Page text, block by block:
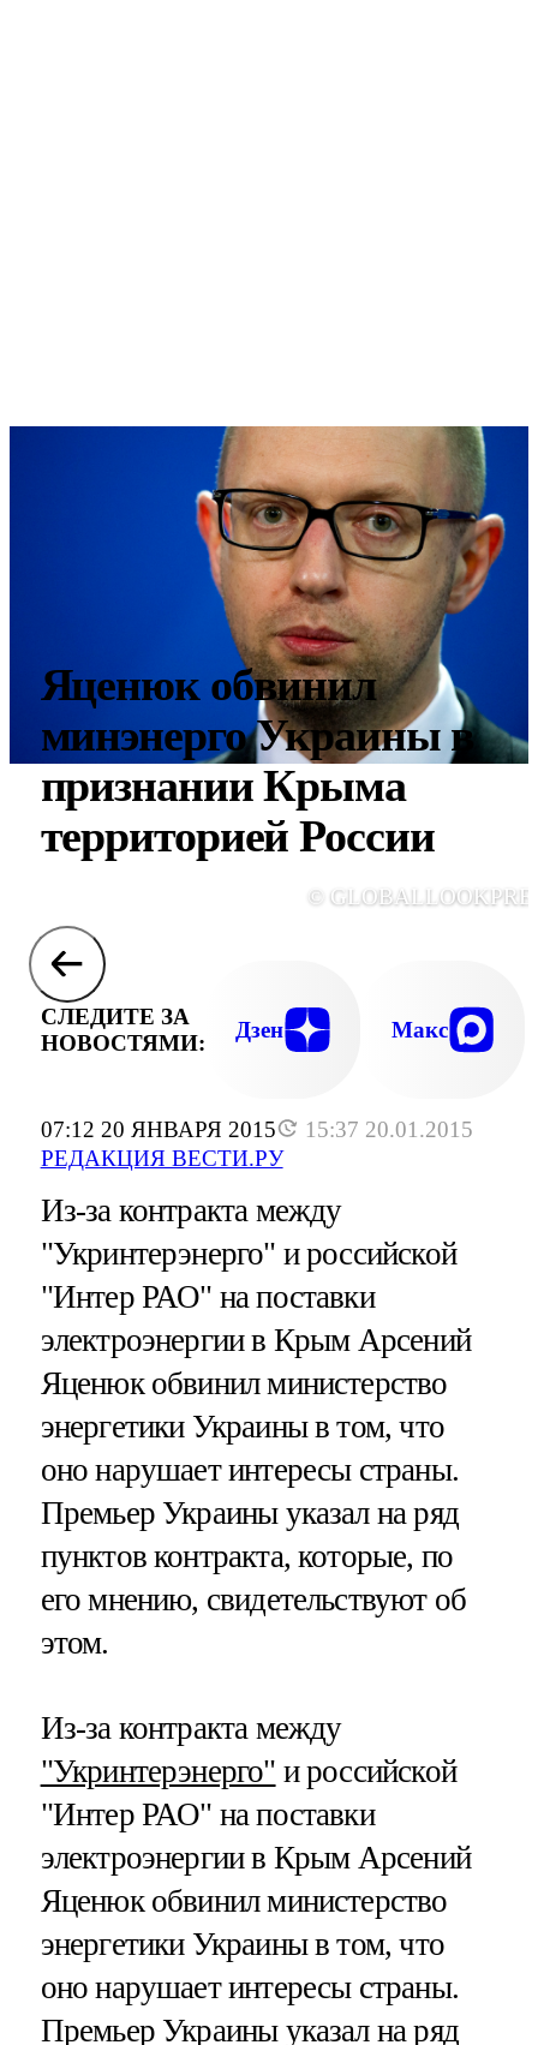
07:12 20 ЯНВАРЯ 2015
15:37 20.01.2015
РЕДАКЦИЯ ВЕСТИ.РУ
Яценюк обвинил
минэнерго Украины в
признании Крыма
территорией России
©
СЛЕДИТЕ ЗА
НОВОСТЯМИ:
Дзен Макс
Из-за контракта между
"Укринтерэнерго" и российской
"Интер РАО" на поставки
электроэнергии в Крым Арсений
Яценюк обвинил министерство
энергетики Украины в том, что
оно нарушает интересы страны.
Премьер Украины указал на ряд
пунктов контракта, которые, по
его мнению, свидетельствуют об
этом.
Из-за контракта между
"Укринтерэнерго" и российской
"Интер РАО" на поставки
электроэнергии в Крым Арсений
Яценюк обвинил министерство
энергетики Украины в том, что
оно нарушает интересы страны.
Премьер Украины указал на ряд